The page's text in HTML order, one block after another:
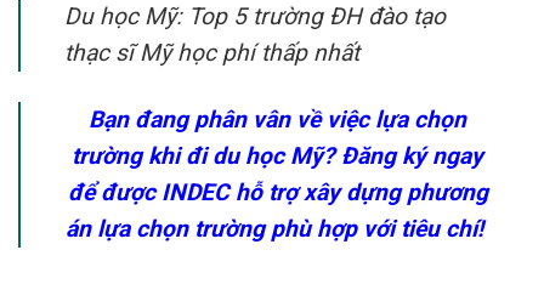
Du học Mỹ: Top 5 trường ĐH đào tạo
thạc sĩ Mỹ học phí thấp nhất
Bạn đang phân vân về việc lựa chọn
trường khi đi du học Mỹ? Đăng ký ngay
để được INDEC hỗ trợ xây dựng phương
án lựa chọn trường phù hợp với tiêu chí!